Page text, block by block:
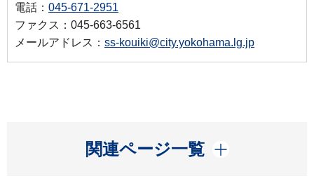
電話： 045-671-2951
ファクス：045-663-6561
メールアドレス： ss-kouiki@city.yokohama.lg.jp
関連ページ一覧
開く